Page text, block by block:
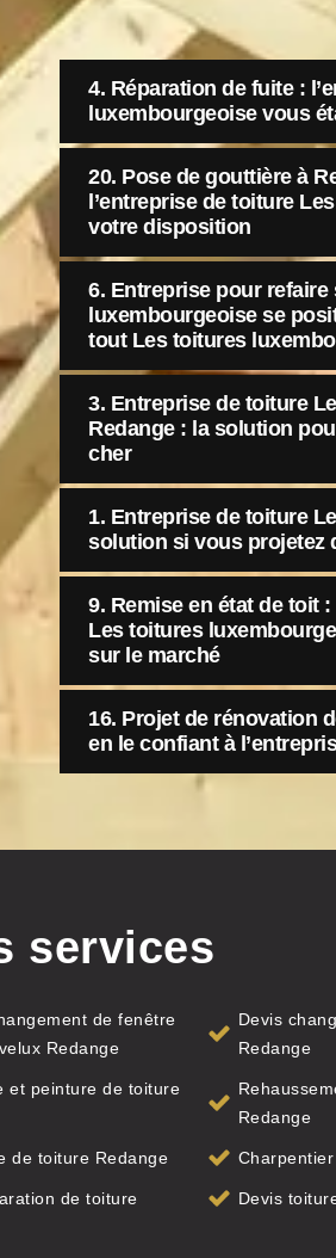
4. Réparation de fuite :
luxembourgeoise vous
20. Pose de gouttière à
l’entreprise de toiture
votre disposition
6. Entreprise pour
luxembourgeoise se
tout Les toitures
3. Entreprise de toiture
Redange : la solution
cher
1. Entreprise de toiture
solution si vous projetez
9. Remise en état de toit
Les toitures
sur le marché
16. Projet de rénovation
en le confiant à
services
de fenêtre
Redange
et peinture de toiture
de toiture Redange
de toiture
Devis
Redange
Redange
Devis